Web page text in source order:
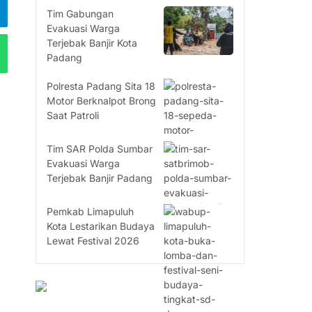
Tim Gabungan
Evakuasi Warga
Terjebak Banjir Kota
Padang
Polresta Padang Sita 18
Motor Berknalpot Brong
Saat Patroli
Tim SAR Polda Sumbar
Evakuasi Warga
Terjebak Banjir Padang
Pemkab Limapuluh
Kota Lestarikan Budaya
Lewat Festival 2026